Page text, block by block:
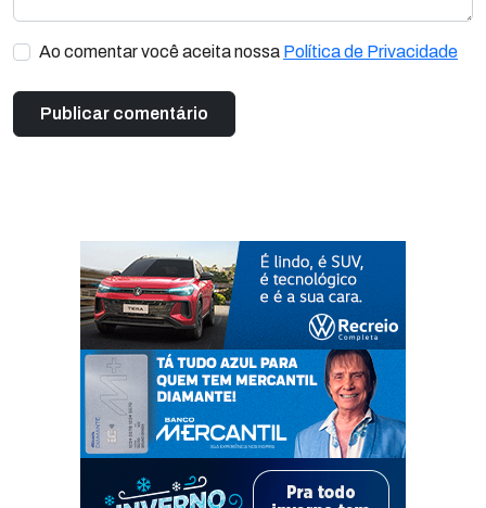
Ao comentar você aceita nossa Política de Privacidade